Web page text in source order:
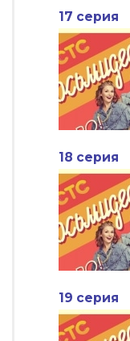
17 серия
18 серия
19 серия